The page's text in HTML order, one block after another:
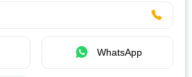
WhatsApp